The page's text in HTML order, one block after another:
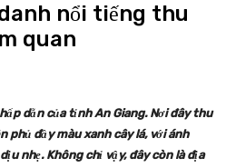
nổi tiếng thu
quan
dẫn của tỉnh An Giang. Nơi đây thu
đầy màu xanh cây lá, với ánh
nhẹ. Không chỉ vậy, đây còn là địa